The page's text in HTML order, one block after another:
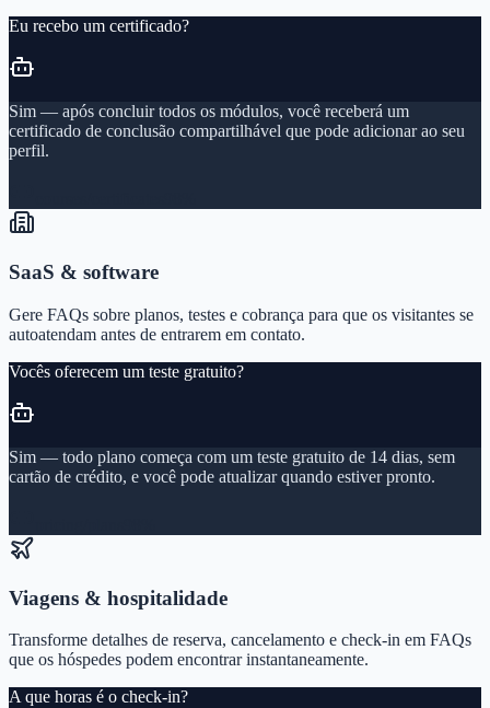
Eu recebo um certificado?
Sim — após concluir todos os módulos, você receberá um
certificado de conclusão compartilhável que pode adicionar ao seu
perfil.
SaaS & software
Gere FAQs sobre planos, testes e cobrança para que os visitantes se
autoatendam antes de entrarem em contato.
Vocês oferecem um teste gratuito?
Sim — todo plano começa com um teste gratuito de 14 dias, sem
cartão de crédito, e você pode atualizar quando estiver pronto.
Viagens & hospitalidade
Transforme detalhes de reserva, cancelamento e check-in em FAQs
que os hóspedes podem encontrar instantaneamente.
A que horas é o check-in?